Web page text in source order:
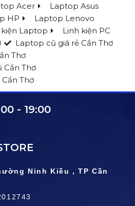
Acer
Laptop Asus
HP
Laptop Lenovo
kiện Laptop
Linh kiện PC
Laptop cũ giá rẻ Cần Thơ
Thơ
Cần Thơ
Thơ
- 19:00
Ninh Kiều , TP Cần